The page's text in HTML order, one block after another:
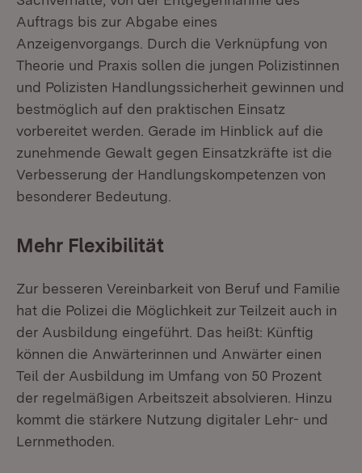
Auftrags bis zur Abgabe eines
Anzeigenvorgangs. Durch die Verknüpfung von
Theorie und Praxis sollen die jungen Polizistinnen
und Polizisten Handlungssicherheit gewinnen und
bestmöglich auf den praktischen Einsatz
vorbereitet werden. Gerade im Hinblick auf die
zunehmende Gewalt gegen Einsatzkräfte ist die
Verbesserung der Handlungskompetenzen von
besonderer Bedeutung.
Mehr Flexibilität
Zur besseren Vereinbarkeit von Beruf und Familie
hat die Polizei die Möglichkeit zur Teilzeit auch in
der Ausbildung eingeführt. Das heißt: Künftig
können die Anwärterinnen und Anwärter einen
Teil der Ausbildung im Umfang von 50 Prozent
der regelmäßigen Arbeitszeit absolvieren. Hinzu
kommt die stärkere Nutzung digitaler Lehr- und
Lernmethoden.